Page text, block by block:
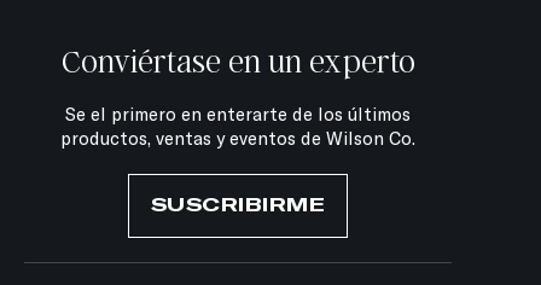
Conviértase en un experto
Se el primero en enterarte de los últimos
productos, ventas y eventos de Wilson Co.
SUSCRIBIRME